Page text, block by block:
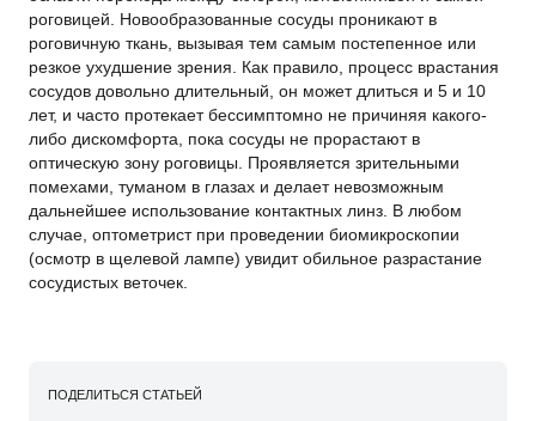
роговицей. Новообразованные сосуды проникают в
роговичную ткань, вызывая тем самым постепенное или
резкое ухудшение зрения. Как правило, процесс врастания
сосудов довольно длительный, он может длиться и 5 и 10
лет, и часто протекает бессимптомно не причиняя какого-
либо дискомфорта, пока сосуды не прорастают в
оптическую зону роговицы. Проявляется зрительными
помехами, туманом в глазах и делает невозможным
дальнейшее использование контактных линз. В любом
случае, оптометрист при проведении биомикроскопии
(осмотр в щелевой лампе) увидит обильное разрастание
сосудистых веточек.
ПОДЕЛИТЬСЯ СТАТЬЕЙ